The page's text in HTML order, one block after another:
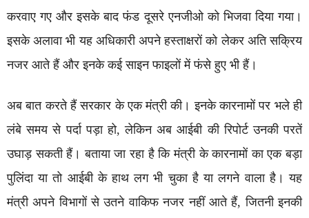
करवाए गए और इसके बाद फंड दूसरे एनजीओ को भिजवा दिया गया।
इसके अलावा भी यह अधिकारी अपने हस्ताक्षरों को लेकर अति सक्रिय
नजर आते हैं और इनके कई साइन फाइलों में फंसे हुए भी हैं।
अब बात करते हैं सरकार के एक मंत्री की। इनके कारनामों पर भले ही
लंबे समय से पर्दा पड़ा हो, लेकिन अब आईबी की रिपोर्ट उनकी परतें
उघाड़ सकती हैं। बताया जा रहा है कि मंत्री के कारनामों का एक बड़ा
पुलिंदा या तो आईबी के हाथ लग भी चुका है या लगने वाला है। यह
मंत्री अपने विभागों से उतने वाकिफ नजर नहीं आते हैं, जितनी इनकी